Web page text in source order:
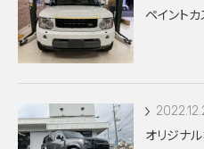
ペイント
オリジナ